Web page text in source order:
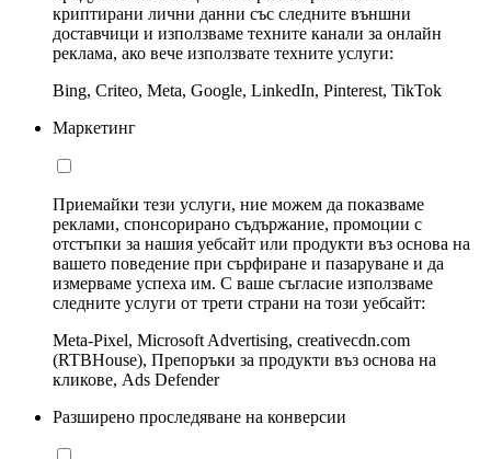
криптирани лични данни със следните външни
доставчици и използваме техните канали за онлайн
реклама, ако вече използвате техните услуги:
Bing, Criteo, Meta, Google, LinkedIn, Pinterest, TikTok
Маркетинг
Приемайки тези услуги, ние можем да показваме
реклами, спонсорирано съдържание, промоции с
отстъпки за нашия уебсайт или продукти въз основа на
вашето поведение при сърфиране и пазаруване и да
измерваме успеха им. С ваше съгласие използваме
следните услуги от трети страни на този уебсайт:
Meta-Pixel, Microsoft Advertising, creativecdn.com
(RTBHouse), Препоръки за продукти въз основа на
кликове, Ads Defender
Разширено проследяване на конверсии